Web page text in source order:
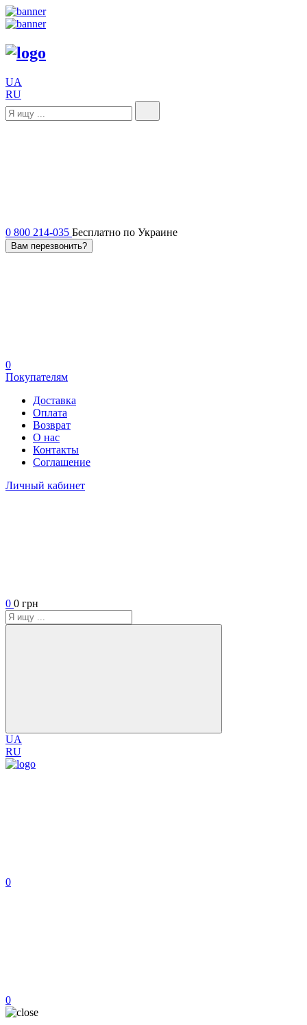
UA
RU
0 800 214-035 Бесплатно по Украине
Вам перезвонить?
0
Покупателям
Доставка
Оплата
Возврат
О нас
Контакты
Соглашение
Личный кабинет
0 0 грн
UA
RU
0
0